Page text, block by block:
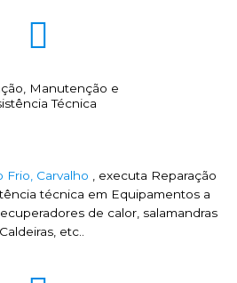
Manutenção e
Técnica
Frio, Carvalho , executa Reparação
técnica em Equipamentos a
de calor, salamandras
etc..